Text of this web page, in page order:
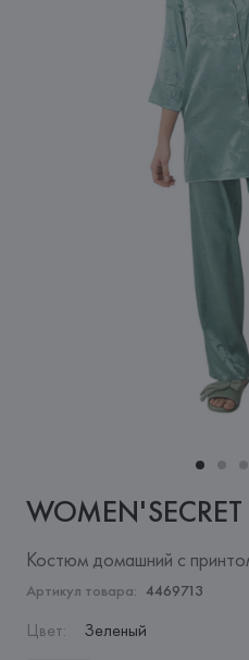
WOMEN'SECRET
Костюм домашний с
Артикул товара: 4469713
Цвет: Зеленый